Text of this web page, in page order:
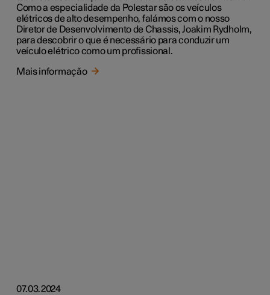
Como a especialidade da Polestar são os veículos
elétricos de alto desempenho, falámos com o nosso
Diretor de Desenvolvimento de Chassis, Joakim Rydholm,
para descobrir o que é necessário para conduzir um
veículo elétrico como um profissional.
Mais informação
07.03.2024